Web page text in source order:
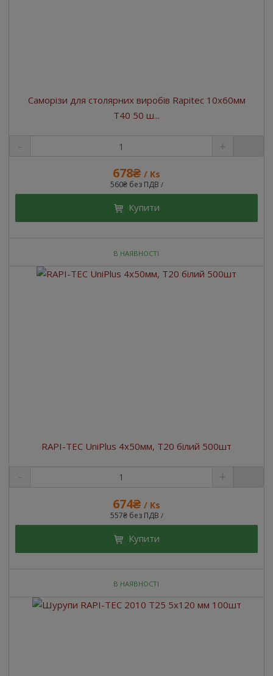
Саморізи для столярних виробів Rapitec 10x60мм
T40 50 ш...
678₴ / Ks
560₴ без ПДВ /
Купити
В НАЯВНОСТІ
RAPI-TEC UniPlus 4x50мм, T20 білий 500шт
674₴ / Ks
557₴ без ПДВ /
Купити
В НАЯВНОСТІ